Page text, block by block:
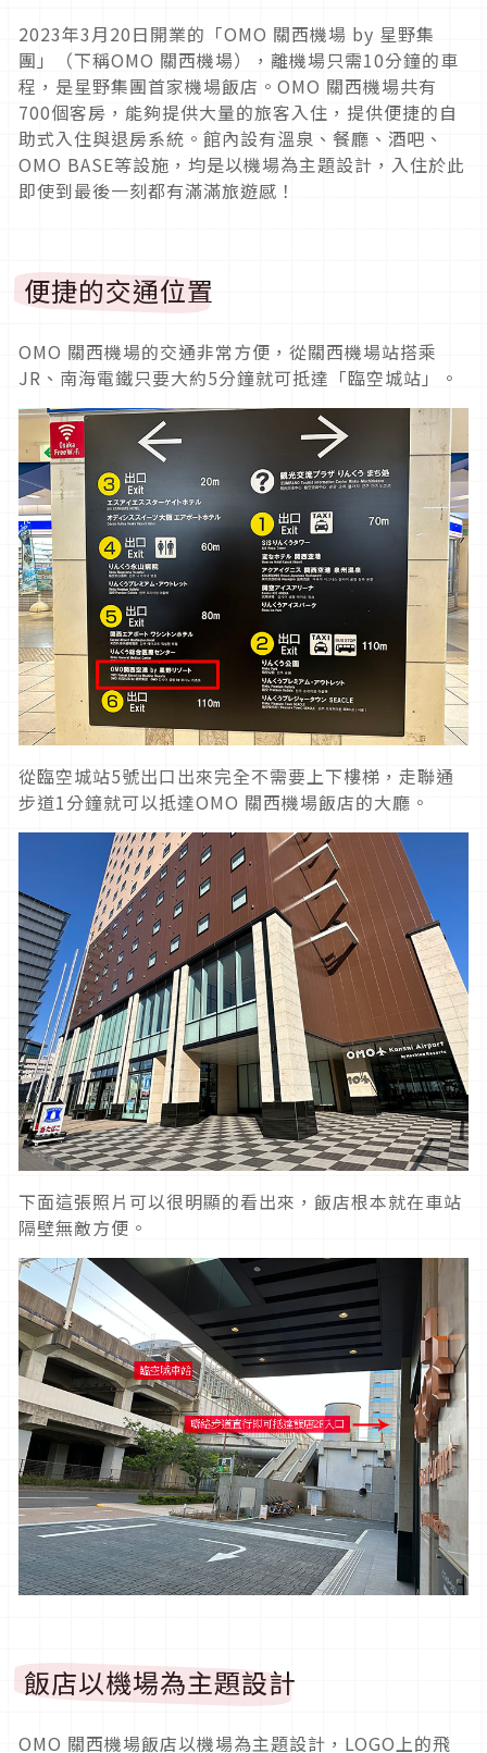
2023年3月20日開業的「OMO 關西機場 by 星野集
團」（下稱OMO 關西機場），離機場只需10分鐘的車
程，是星野集團首家機場飯店。OMO 關西機場共有
700個客房，能夠提供大量的旅客入住，提供便捷的自
助式入住與退房系統。館內設有溫泉、餐廳、酒吧、
OMO BASE等設施，均是以機場為主題設計，入住於此
即使到最後一刻都有滿滿旅遊感！
便捷的交通位置
OMO 關西機場的交通非常方便，從關西機場站搭乘
JR、南海電鐵只要大約5分鐘就可抵達「臨空城站」。
從臨空城站5號出口出來完全不需要上下樓梯，走聯通
步道1分鐘就可以抵達OMO 關西機場飯店的大廳。
下面這張照片可以很明顯的看出來，飯店根本就在車站
隔壁無敵方便。
飯店以機場為主題設計
OMO 關西機場飯店以機場為主題設計，LOGO上的飛